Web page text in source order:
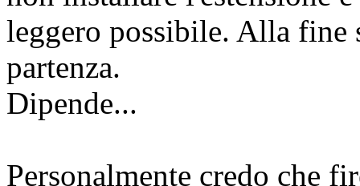
leggero possibile. Alla fine
partenza.
Dipende...
Personalmente credo che